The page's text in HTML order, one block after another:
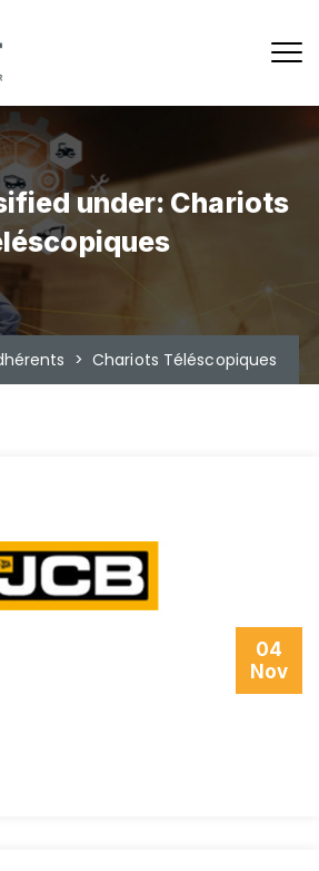
under: Chariots
>Chariots Téléscopiques
04
Nov